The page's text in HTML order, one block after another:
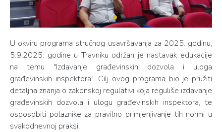
U okviru programa stručnog usavršavanja za 2025. godinu,
5.9.2025. godine u Travniku održan je nastavak edukacije
na temu "Izdavanje građevinskih dozvola i uloga
građevinskih inspektora". Cilj ovog programa bio je pružiti
detaljna znanja o zakonskoj regulativi koja reguliše izdavanje
građevinskih dozvola i ulogu građevinskih inspektora, te
osposobiti polaznike za pravilno primjenjivanje tih normi u
svakodnevnoj praksi.